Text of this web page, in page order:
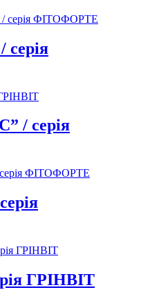
/ серія
ГРІНВІТ